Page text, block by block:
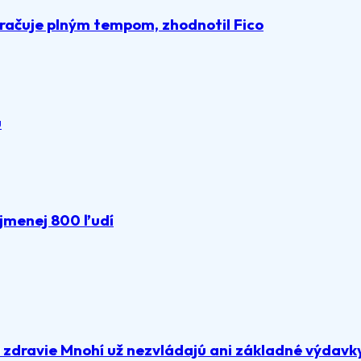
plným tempom, zhodnotil Fico
800 ľudí
Mnohí už nezvládajú ani základné